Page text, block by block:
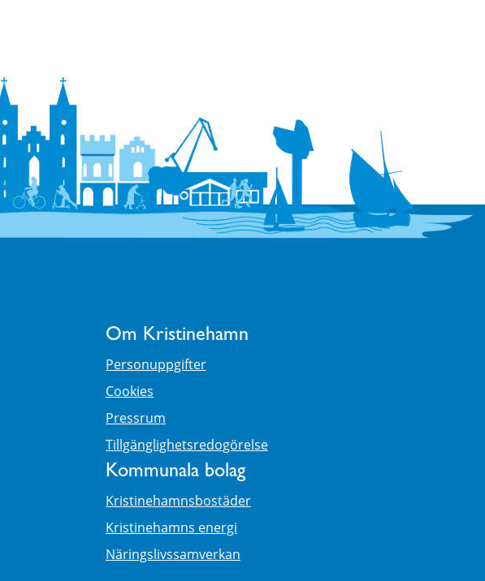
Om Kristinehamn
Personuppgifter
Cookies
Pressrum
Tillgänglighetsredogörelse
Kommunala bolag
Kristinehamnsbostäder
Kristinehamns energi
Näringslivssamverkan